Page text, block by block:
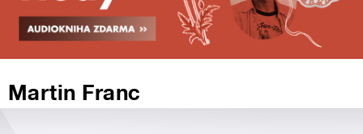
Martin Franc